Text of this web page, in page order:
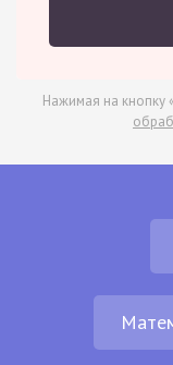
Нажимая на кнопку